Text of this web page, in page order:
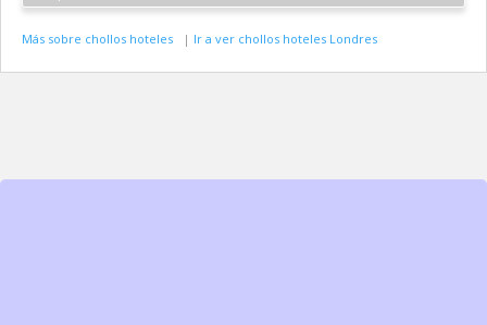
Más sobre chollos hoteles | Ir a ver chollos hoteles Londres